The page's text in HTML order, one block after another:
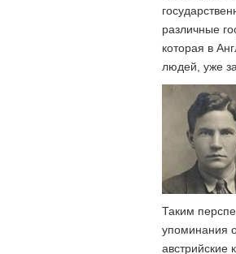
различные
которая в
людей, уже
Таким
упоминания
австрийские